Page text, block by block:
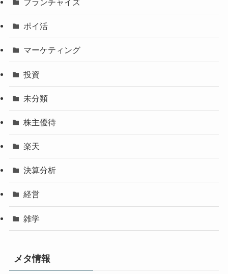
フランチャイズ
ポイ活
マーケティング
投資
未分類
株主優待
楽天
決算分析
経営
雑学
メタ情報